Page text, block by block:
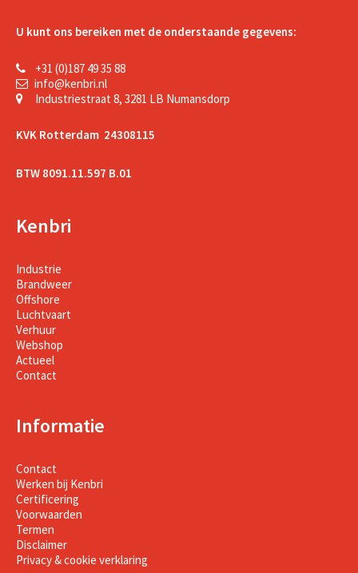
U kunt ons bereiken met de onderstaande gegevens:
+31 (0)187 49 35 88
info@kenbri.nl
Industriestraat 8, 3281 LB Numansdorp
KVK Rotterdam 24308115
BTW 8091.11.597 B.01
Kenbri
Industrie
Brandweer
Offshore
Luchtvaart
Verhuur
Webshop
Actueel
Contact
Informatie
Contact
Werken bij Kenbri
Certificering
Voorwaarden
Termen
Disclaimer
Privacy & cookie verklaring